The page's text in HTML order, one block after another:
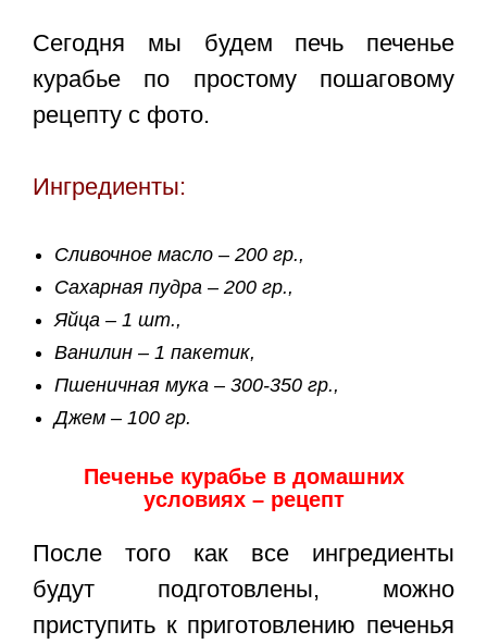
Сегодня мы будем печь печенье
курабье по простому пошаговому
рецепту с фото.
Ингредиенты:
Сливочное масло – 200 гр.,
Сахарная пудра – 200 гр.,
Яйца – 1 шт.,
Ванилин – 1 пакетик,
Пшеничная мука – 300-350 гр.,
Джем – 100 гр.
Печенье курабье в домашних
условиях – рецепт
После того как все ингредиенты
будут подготовлены, можно
приступить к приготовлению печенья